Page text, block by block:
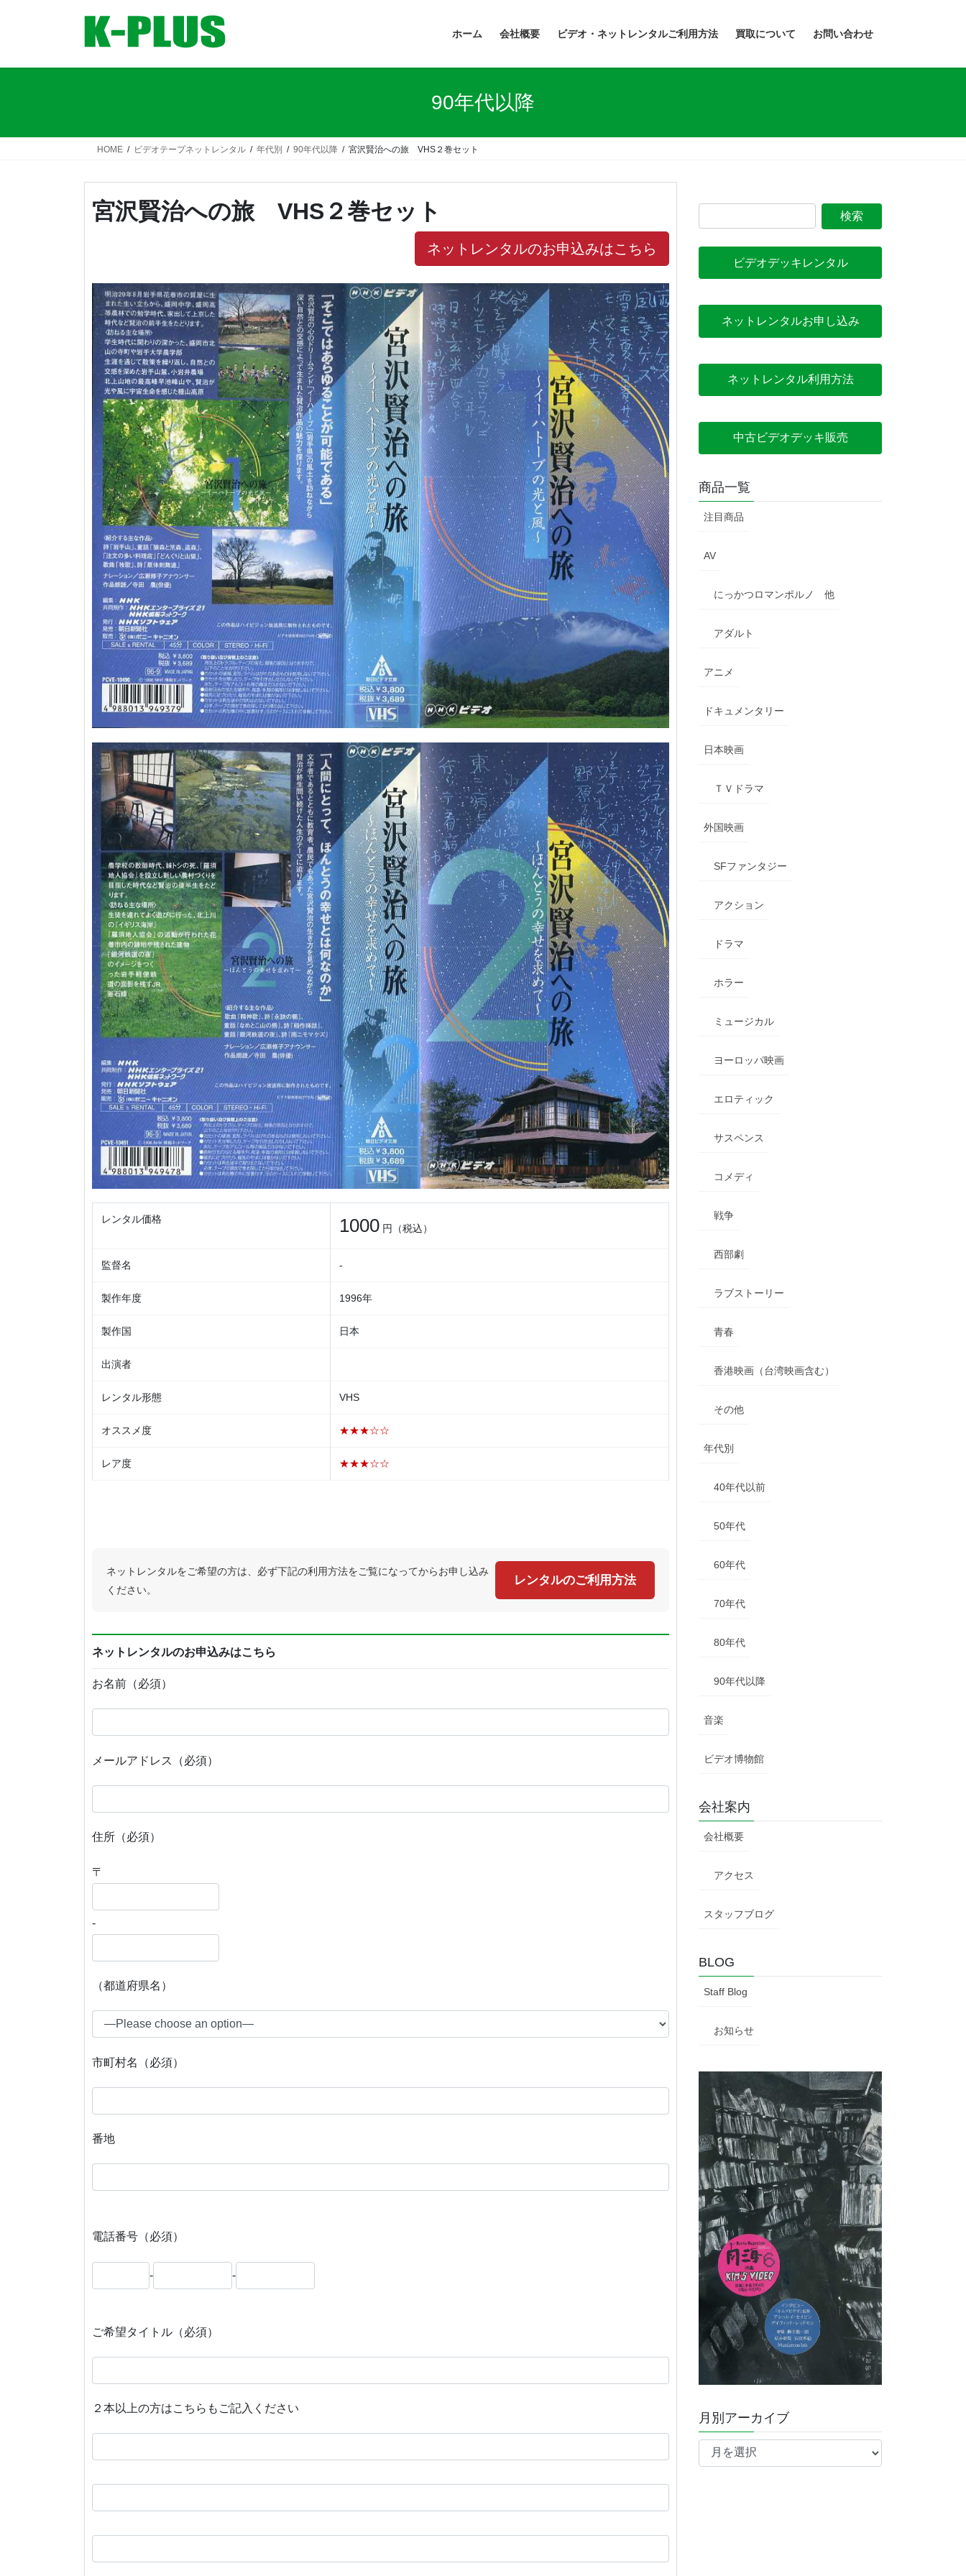
ホーム 会社概要 ビデオ・ネットレンタルご利用方法 買取について お問い合わせ
90年代以降
HOME ビデオテープネットレンタル 年代別 90年代以降 宮沢賢治への旅 VHS２巻セット
宮沢賢治への旅 VHS２巻セット
ネットレンタルのお申込みはこちら
レンタル価格 1000 円（税込）
監督名 -
製作年度 1996年
製作国 日本
出演者
レンタル形態 VHS
オススメ度 ★★★☆☆
レア度 ★★★☆☆
ネットレンタルをご希望の方は、必ず下記の利用方法をご覧になってからお申し込み
ください。
レンタルのご利用方法
ネットレンタルのお申込みはこちら
お名前（必須）
メールアドレス（必須）
住所（必須）
〒
-
（都道府県名）
市町村名（必須）
番地
電話番号（必須）
- -
ご希望タイトル（必須）
２本以上の方はこちらもご記入ください
ビデオデッキレンタル
ネットレンタルお申し込み
ネットレンタル利用方法
中古ビデオデッキ販売
商品一覧
注目商品
AV
にっかつロマンポルノ 他
アダルト
アニメ
ドキュメンタリー
日本映画
ＴＶドラマ
外国映画
SFファンタジー
アクション
ドラマ
ホラー
ミュージカル
ヨーロッパ映画
エロティック
サスペンス
コメディ
戦争
西部劇
ラブストーリー
青春
香港映画（台湾映画含む）
その他
年代別
40年代以前
50年代
60年代
70年代
80年代
90年代以降
音楽
ビデオ博物館
会社案内
会社概要
アクセス
スタッフブログ
BLOG
Staff Blog
お知らせ
月別アーカイブ
月